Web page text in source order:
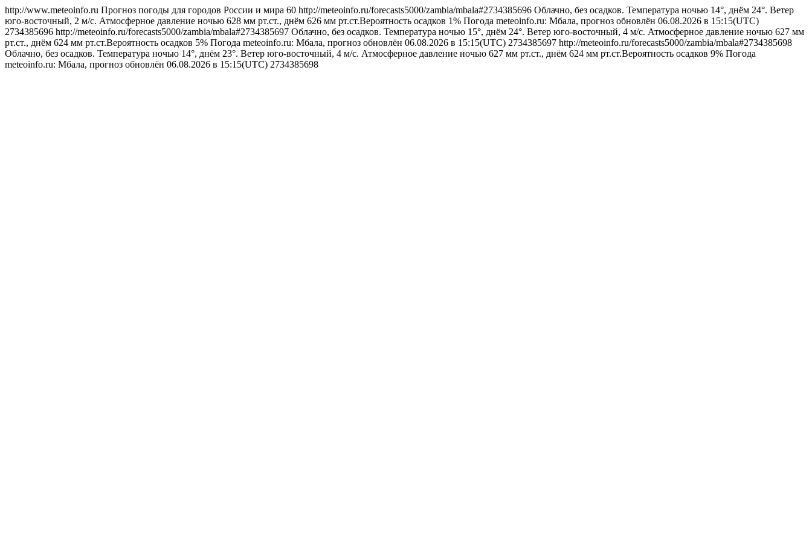
http://www.meteoinfo.ru Прогноз погоды для городов России и мира 60 http://meteoinfo.ru/forecasts5000/zambia/mbala#2734385696 Облачно, без осадков. Температура ночью 14°, днём 24°. Ветер
юго-восточный, 2 м/с. Атмосферное давление ночью 628 мм рт.ст., днём 626 мм рт.ст.Вероятность осадков 1% Погода meteoinfo.ru: Мбала, прогноз обновлён 06.08.2026 в 15:15(UTC)
2734385696 http://meteoinfo.ru/forecasts5000/zambia/mbala#2734385697 Облачно, без осадков. Температура ночью 15°, днём 24°. Ветер юго-восточный, 4 м/с. Атмосферное давление ночью 627 мм
рт.ст., днём 624 мм рт.ст.Вероятность осадков 5% Погода meteoinfo.ru: Мбала, прогноз обновлён 06.08.2026 в 15:15(UTC) 2734385697 http://meteoinfo.ru/forecasts5000/zambia/mbala#2734385698
Облачно, без осадков. Температура ночью 14°, днём 23°. Ветер юго-восточный, 4 м/с. Атмосферное давление ночью 627 мм рт.ст., днём 624 мм рт.ст.Вероятность осадков 9% Погода
meteoinfo.ru: Мбала, прогноз обновлён 06.08.2026 в 15:15(UTC) 2734385698